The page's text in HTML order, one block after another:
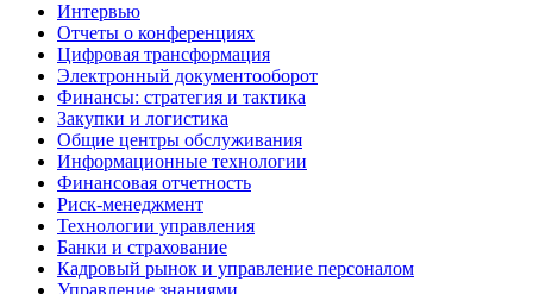
Интервью
Отчеты о конференциях
Цифровая трансформация
Электронный документооборот
Финансы: стратегия и тактика
Закупки и логистика
Общие центры обслуживания
Информационные технологии
Финансовая отчетность
Риск-менеджмент
Технологии управления
Банки и страхование
Кадровый рынок и управление персоналом
Управление знаниями